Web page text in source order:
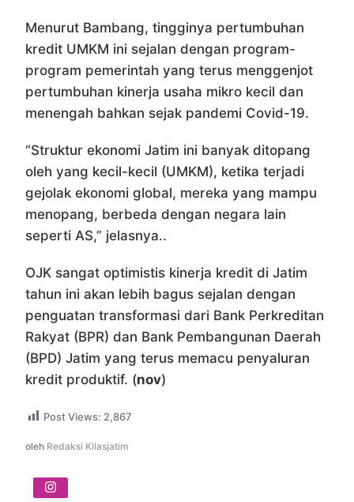
Menurut Bambang, tingginya pertumbuhan
kredit UMKM ini sejalan dengan program-
program pemerintah yang terus menggenjot
pertumbuhan kinerja usaha mikro kecil dan
menengah bahkan sejak pandemi Covid-19.
“Struktur ekonomi Jatim ini banyak ditopang
oleh yang kecil-kecil (UMKM), ketika terjadi
gejolak ekonomi global, mereka yang mampu
menopang, berbeda dengan negara lain
seperti AS,” jelasnya..
OJK sangat optimistis kinerja kredit di Jatim
tahun ini akan lebih bagus sejalan dengan
penguatan transformasi dari Bank Perkreditan
Rakyat (BPR) dan Bank Pembangunan Daerah
(BPD) Jatim yang terus memacu penyaluran
kredit produktif. (nov)
Post Views: 2,867
oleh Redaksi Kilasjatim